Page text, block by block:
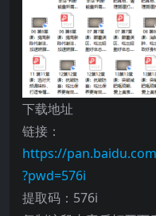
下载地址
链接：
https://
?pwd=576i
提取码：576i